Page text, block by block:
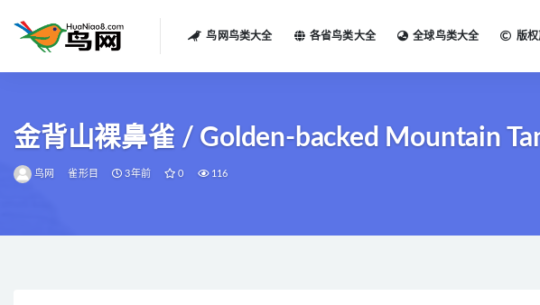
鸟网鸟类大全 各省鸟类大全 全球鸟类大全 版权
金背山裸鼻雀 / Golden-backed Mountain
鸟网 雀形目 3年前 0 116